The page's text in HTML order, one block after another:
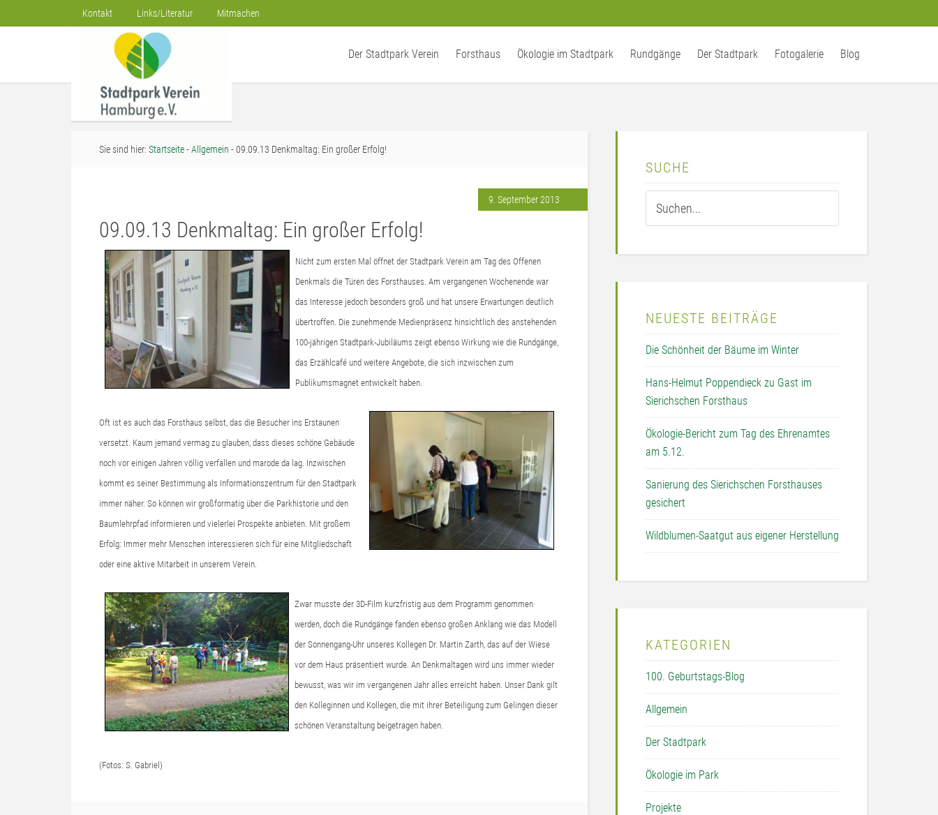
Kontakt Links/Literatur Mitmachen
Der Stadtpark Verein Forsthaus Ökologie im Stadtpark Rundgänge Der Stadtpark Fotogalerie Blog
Sie sind hier: Startseite-Allgemein - 09.09.13 Denkmaltag: Ein großer Erfolg!
9. September 2013
09.09.13 Denkmaltag: Ein großer Erfolg!
Nicht zum ersten Mal öffnet der Stadtpark Verein am Tag des Offenen
Denkmals die Türen des Forsthauses. Am vergangenen Wochenende war
das Interesse jedoch besonders groß und hat unsere Erwartungen deutlich
übertroffen. Die zunehmende Medienpräsenz hinsichtlich des anstehenden
100-jährigen Stadtpark-Jubiläums zeigt ebenso Wirkung wie die Rundgänge,
das Erzählcafé und weitere Angebote, die sich inzwischen zum
Publikumsmagnet entwickelt haben.
Oft ist es auch das Forsthaus selbst, das die Besucher ins Erstaunen
versetzt. Kaum jemand vermag zu glauben, dass dieses schöne Gebäude
noch vor einigen Jahren völlig verfallen und marode da lag. Inzwischen
kommt es seiner Bestimmung als Informationszentrum für den Stadtpark
immer näher. So können wir großformatig über die Parkhistorie und den
Baumlehrpfad informieren und vielerlei Prospekte anbieten. Mit großem
Erfolg: Immer mehr Menschen interessieren sich für eine Mitgliedschaft
oder eine aktive Mitarbeit in unserem Verein.
Zwar musste der 3D-Film kurzfristig aus dem Programm genommen
werden, doch die Rundgänge fanden ebenso großen Anklang wie das Modell
der Sonnengang-Uhr unseres Kollegen Dr. Martin Zarth, das auf der Wiese
vor dem Haus präsentiert wurde. An Denkmaltagen wird uns immer wieder
bewusst, was wir im vergangenen Jahr alles erreicht haben. Unser Dank gilt
den Kolleginnen und Kollegen, die mit ihrer Beteiligung zum Gelingen dieser
schönen Veranstaltung beigetragen haben.
(Fotos: S. Gabriel)
SUCHE
NEUESTE BEITRÄGE
Die Schönheit der Bäume im Winter
Hans-Helmut Poppendieck zu Gast im
Sierichschen Forsthaus
Ökologie-Bericht zum Tag des Ehrenamtes
am 5.12.
Sanierung des Sierichschen Forsthauses
gesichert
Wildblumen-Saatgut aus eigener Herstellung
KATEGORIEN
100. Geburtstags-Blog
Allgemein
Der Stadtpark
Ökologie im Park
Projekte